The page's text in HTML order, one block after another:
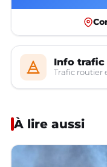
Info trafic
Trafic routier
À lire aussi